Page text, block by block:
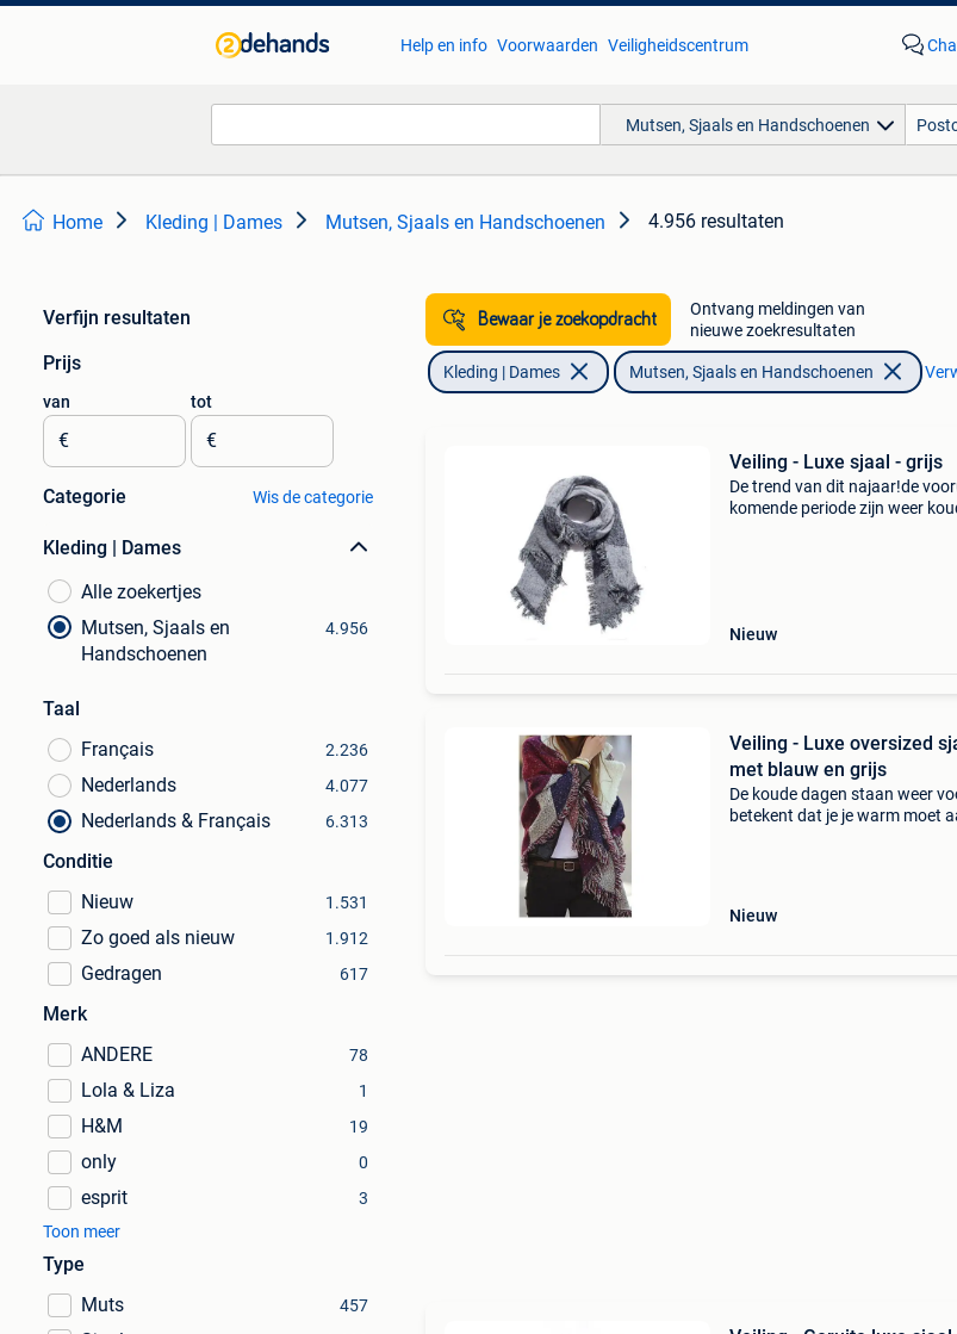
Help en info Voorwaarden Veiligheidscentrum
Mutsen, Sjaals en Handschoenen
Home Kleding | Dames Mutsen, Sjaals en Handschoenen 4.956 resultaten
Verfijn resultaten
Prijs
van
€
tot
€
Categorie Wis de categorie
Kleding | Dames
Alle zoekertjes
Mutsen, Sjaals en
Handschoenen
4.956
Taal
Français
2.236
Nederlands 4.077
Nederlands & Français 6.313
Conditie
Nieuw
1.531
Zo goed als nieuw 1.912
Gedragen 617
Merk
ANDERE
78
Lola & Liza 1
H&M 19
only 0
esprit
3
Toon meer
Type
Muts
457
Bewaar je zoekopdracht
Ontvang meldingen van
nieuwe zoekresultaten
Kleding | Dames Mutsen, Sjaals en Handschoenen
Veiling - Luxe sjaal - grijs
De trend van dit najaar!de
komende periode zijn weer
Nieuw
Veiling - Luxe oversized
met blauw en grijs
De koude dagen staan weer
betekent dat je je warm moet
Nieuw